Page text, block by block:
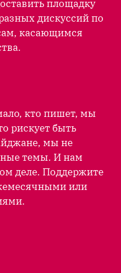
площадку
дискуссий по
касающимся
кто пишет, мы
рискует быть
мы не
темы. И нам
деле. Поддержите
или